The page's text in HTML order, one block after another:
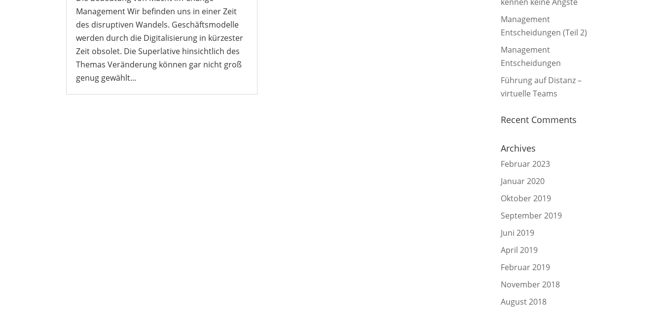
Management Wir befinden uns in einer Zeit
des disruptiven Wandels. Geschäftsmodelle
werden durch die Digitalisierung in kürzester
Zeit obsolet. Die Superlative hinsichtlich des
Themas Veränderung können gar nicht groß
genug gewählt...
Management
Entscheidungen (Teil 2)
Management
Entscheidungen
Führung auf Distanz –
virtuelle Teams
Recent Comments
Archives
Februar 2023
Januar 2020
Oktober 2019
September 2019
Juni 2019
April 2019
Februar 2019
November 2018
August 2018